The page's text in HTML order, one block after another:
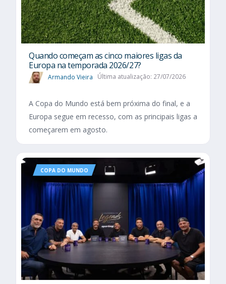
Quando começam as cinco maiores ligas da
Europa na temporada 2026/27?
Armando Vieira Última atualização: 27/07/2026
A Copa do Mundo está bem próxima do final, e a
Europa segue em recesso, com as principais ligas a
começarem em agosto.
COPA DO MUNDO